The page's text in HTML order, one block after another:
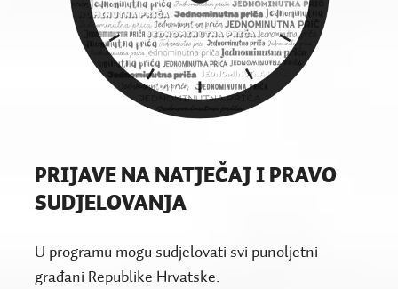
PRIJAVE NA NATJEČAJ I PRAVO
SUDJELOVANJA
U programu mogu sudjelovati svi punoljetni
građani Republike Hrvatske.